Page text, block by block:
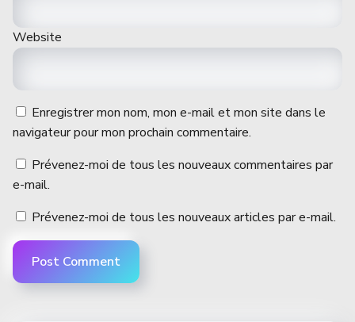
Website
Enregistrer mon nom, mon e-mail et mon site dans le
navigateur pour mon prochain commentaire.
Prévenez-moi de tous les nouveaux commentaires par
e-mail.
Prévenez-moi de tous les nouveaux articles par e-mail.